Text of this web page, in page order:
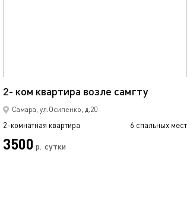
2- ком квартира возле самгту
Самара, ул.Осипенко, д.20
2-комнатная квартира 6 спальных мест
3500 р. сутки